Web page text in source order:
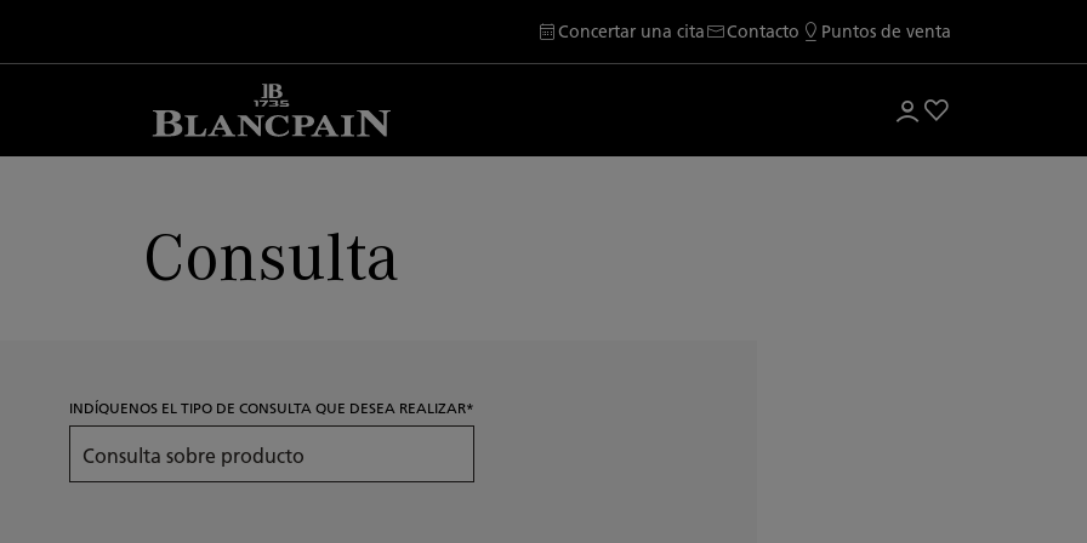
Concertar una cita Contacto Puntos de venta
Consulta
INDÍQUENOS EL TIPO DE CONSULTA QUE DESEA REALIZAR